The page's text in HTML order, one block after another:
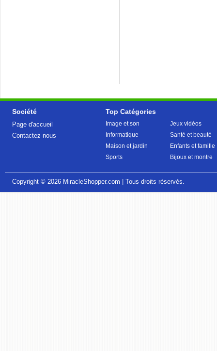
Société
Page d'accueil
Contactez-nous
Top Catégories
Image et son
Informatique
Maison et jardin
Sports
Jeux vidéos
Santé et beauté
Enfants et famille
Bijoux et montre
Copyright © 2026 MiracleShopper.com | Tous droits réservés.